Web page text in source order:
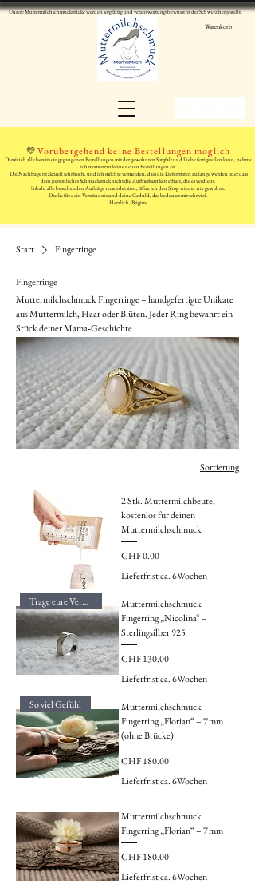
Unsere Muttermilchschmuckstücke werden sorgfältig und verantwortungsbewusst in der Schweiz hergestellt.
Warenkorb
💛Vorübergehend keine Bestellungen möglich
Damit ich alle bereits eingegangenen Bestellungen mit der gewohnten Sorgfalt und Liebe fertigstellen kann, nehme
ich momentan keine neuen Bestellungen an.
Die Nachfrage ist aktuell sehr hoch, und ich möchte vermeiden, dass die Lieferfristen zu lange werden oder dass
dein persönliches Schmuckstück nicht die Aufmerksamkeit erhält, die es verdient.
Sobald alle bestehenden Aufträge versendet sind, öffne ich den Shop wieder wie gewohnt.
Danke für dein Verständnis und deine Geduld, das bedeutet mir sehr viel.
Herzlich, Brigitte
Start Fingerringe
Fingerringe
Muttermilchschmuck Fingerringe – handgefertigte Unikate
aus Muttermilch, Haar oder Blüten. Jeder Ring bewahrt ein
Stück deiner Mama‑Geschichte
Sortierung
2 Stk. Muttermilchbeutel
kostenlos für deinen
Muttermilchschmuck
Preis
CHF 0.00
Lieferfrist ca. 6Wochen
Trage eure Verbindung
Muttermilchschmuck
Fingerring „Nicolina“ –
Sterlingsilber 925
Preis
CHF 130.00
Lieferfrist ca. 6Wochen
So viel Gefühl
Muttermilchschmuck
Fingerring „Florian“ – 7 mm
(ohne Brücke)
Preis
CHF 180.00
Lieferfrist ca. 6Wochen
Muttermilchschmuck
Fingerring „Florian“ – 7 mm
Preis
CHF 180.00
Lieferfrist ca. 6Wochen